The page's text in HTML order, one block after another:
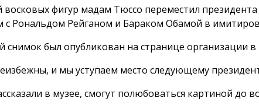
восковых фигур мадам Тюссо переместил
с Рональдом Рейганом и Бараком Обамой в
был опубликован на странице организации в
и мы уступаем место следующему
в музее, смогут полюбоваться картиной до